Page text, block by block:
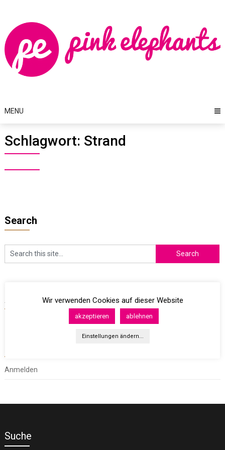
content
MENU
Schlagwort: Strand
Search
Archives
Anmelden
Suche
Wir verwenden Cookies auf dieser Website
akzeptieren ablehnen
Einstellungen ändern...